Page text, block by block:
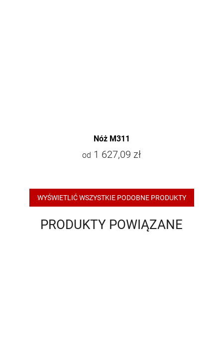
Nóż M311
od 1 627,09 zł
WYŚWIETLIĆ WSZYSTKIE PODOBNE PRODUKTY
PRODUKTY POWIĄZANE